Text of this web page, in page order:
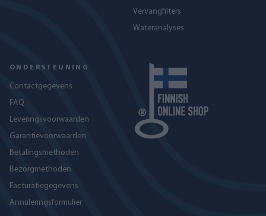
Vervangfilters
Wateranalyses
ONDERSTEUNING
Contactgegevens
FAQ
Leveringsvoorwaarden
Garantievoorwaarden
Betalingsmethoden
Bezorgmethoden
Facturatiegegevens
Annuleringsformulier